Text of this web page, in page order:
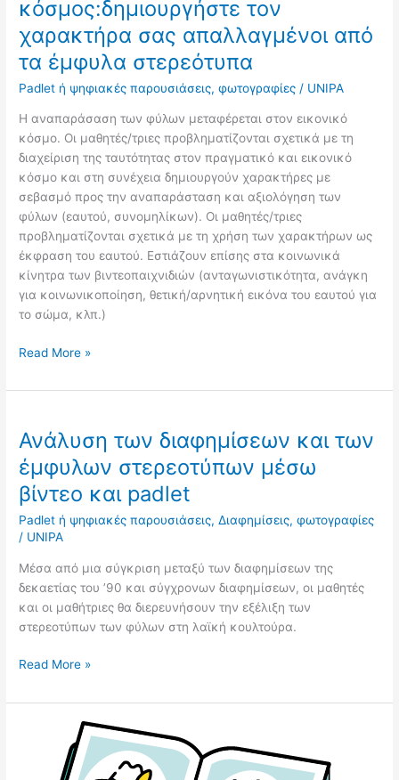
κόσμος:δημιουργήστε τον
χαρακτήρα σας απαλλαγμένοι από
τα έμφυλα στερεότυπα
Padlet ή ψηφιακές παρουσιάσεις,φωτογραφίες / UNIPA
Η αναπαράσαση των φύλων μεταφέρεται στον εικονικό
κόσμο. Οι μαθητές/τριες προβληματίζονται σχετικά με τη
διαχείριση της ταυτότητας στον πραγματικό και εικονικό
κόσμο και στη συνέχεια δημιουργούν χαρακτήρες με
σεβασμό προς την αναπαράσταση και αξιολόγηση των
φύλων (εαυτού, συνομηλίκων). Οι μαθητές/τριες
προβληματίζονται σχετικά με τη χρήση των χαρακτήρων ως
έκφραση του εαυτού. Εστιάζουν επίσης στα κοινωνικά
κίνητρα των βιντεοπαιχνιδιών (ανταγωνιστικότητα, ανάγκη
για κοινωνικοποίηση, θετική/αρνητική εικόνα του εαυτού για
το σώμα, κλπ.)
Read More »
Ανάλυση των διαφημίσεων και των
έμφυλων στερεοτύπων μέσω
βίντεο και padlet
Padlet ή ψηφιακές παρουσιάσεις,Διαφημίσεις,φωτογραφίες
/ UNIPA
Μέσα από μια σύγκριση μεταξύ των διαφημίσεων της
δεκαετίας του ’90 και σύγχρονων διαφημίσεων, οι μαθητές
και οι μαθήτριες θα διερευνήσουν την εξέλιξη των
στερεοτύπων των φύλων στη λαϊκή κουλτούρα.
Ανάλυση
των
διαφημίσεων
και
των
έμφυλων
μέσω
βίντεο
και
padlet
Read More »
Αναπαραστάσεις